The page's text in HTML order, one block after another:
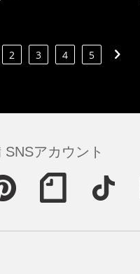
2 3 4 5
アカウント